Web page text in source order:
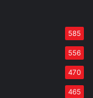
585
556
470
465